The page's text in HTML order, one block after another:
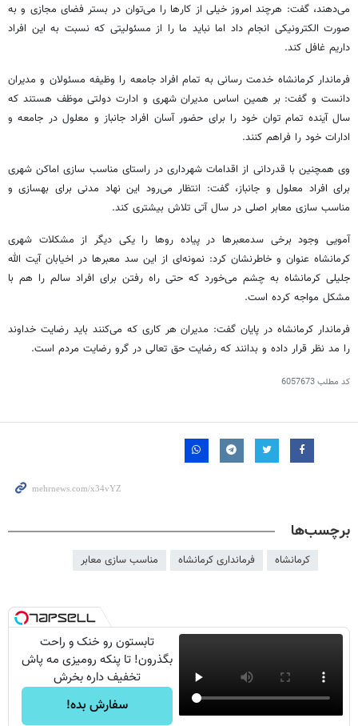
می‌دهند، گفت: هرچند امروز خیلی از کارها را می‌توان در بستر فضای مجازی و به
صورت الکترونیکی انجام داد اما نباید ما را از مسئولیتی که نسبت به این افراد
داریم غافل کند.
فرماندار کرمانشاه خدمت رسانی به تمام افراد جامعه را وظیفه مسئولان و مدیران
دانست و گفت: بر همین اساس مدیران شهری و ادارت دولتی موظف هستند که
سال آینده تمام توان خود را برای حضور آسان افراد جانباز و معلول در جامعه و
ادارات خود را فراهم کنند.
وی همچنین با قدردانی از اقدامات شهرداری در راستای مناسب سازی اماکن شهری
برای افراد معلول و جانباز، گفت: انتظار می‌رود این نهاد مدنی برای بهسازی و
مناسب سازی معابر اصلی در سال آتی تلاش بیشتری کند.
آمویی وجود برخی سدمعبرها در پیاده روها را یکی دیگر از مشکلات شهری
کرمانشاه عنوان و خاطرنشان کرد: نمونه‌ای از این سد معبرها در اخیابان آیت الله
جلیلی کرمانشاه به چشم می‌خورد که حتی راه رفتن برای افراد سالم را هم با
مشکل مواجه کرده است.
فرماندار کرمانشاه در پایان گفت: مدیران هر کاری که می‌کنند باید رضایت خداوند
را مد نظر قرار داده و بدانند که رضایت حق تعالی در گرو رضایت مردم است.
کد مطلب6057673
برچسب‌ها
کرمانشاه فرمانداری کرمانشاه مناسب سازی معابر
تابستون رو خنک و راحت
بگذرون! تا پنکه رومیزی مه پاش
تخفیف داره بخرش
سفارش بده!